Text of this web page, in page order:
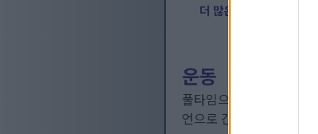
더 많은 게시물...
운동
풀타임으로 일을 하면서
언으로 간주되어서는 안